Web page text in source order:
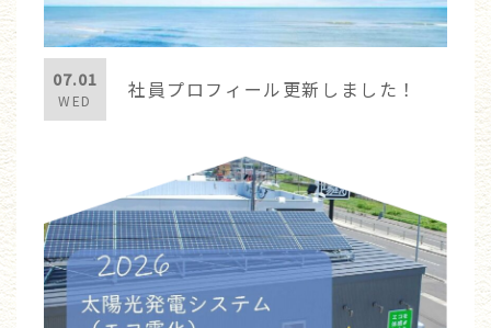
07.01
WED 社員プロフィール更新しました！